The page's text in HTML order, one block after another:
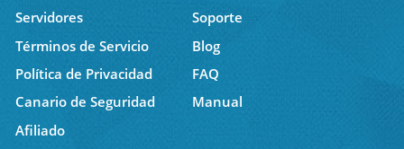
Servidores
Soporte
Términos de Servicio
Blog
Política de Privacidad
FAQ
Canario de Seguridad
Manual
Afiliado